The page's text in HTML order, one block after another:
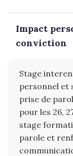
Impact
conviction
Stage
personnel et
prise de
pour les 26,
stage
parole et